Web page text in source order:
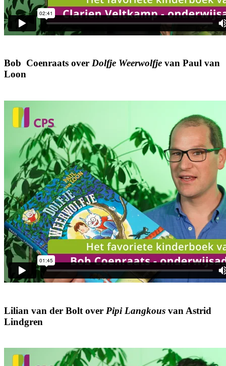
Bob Coenraats over Dolfje Weerwolfje van Paul van
Loon
Lilian van der Bolt over Pipi Langkous van Astrid
Lindgren